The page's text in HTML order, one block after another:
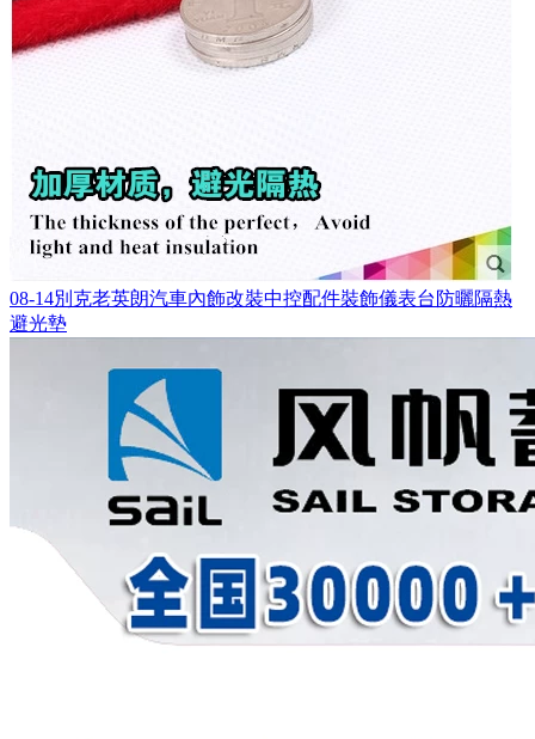
08-14別克老英朗汽車內飾改裝中控配件裝飾儀表台防曬隔熱
避光墊